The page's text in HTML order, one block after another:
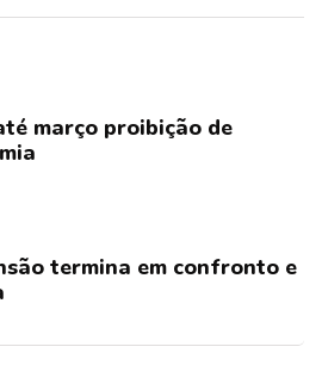
março proibição de
termina em confronto e